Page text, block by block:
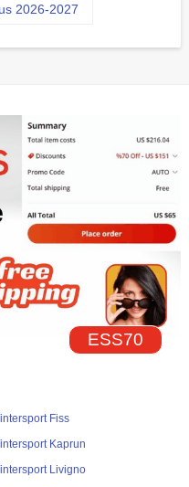
2026-2027
ESS70
Fiss
Kaprun
Livigno